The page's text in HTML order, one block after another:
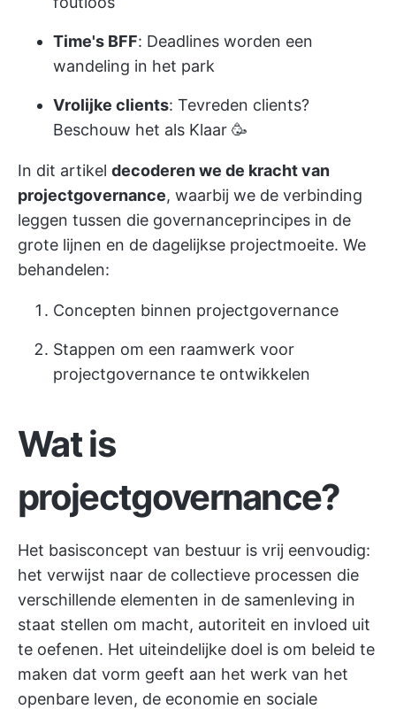
Time's BFF: Deadlines worden een
wandeling in het park
Vrolijke clients: Tevreden clients?
Beschouw het als Klaar 🥳
In dit artikel decoderen we de kracht van
projectgovernance, waarbij we de verbinding
leggen tussen die governanceprincipes in de
grote lijnen en de dagelijkse projectmoeite. We
behandelen:
Concepten binnen projectgovernance
Stappen om een raamwerk voor
projectgovernance te ontwikkelen
Wat is
projectgovernance?
Het basisconcept van bestuur is vrij eenvoudig:
het verwijst naar de collectieve processen die
verschillende elementen in de samenleving in
staat stellen om macht, autoriteit en invloed uit
te oefenen. Het uiteindelijke doel is om beleid te
maken dat vorm geeft aan het werk van het
openbare leven, de economie en sociale